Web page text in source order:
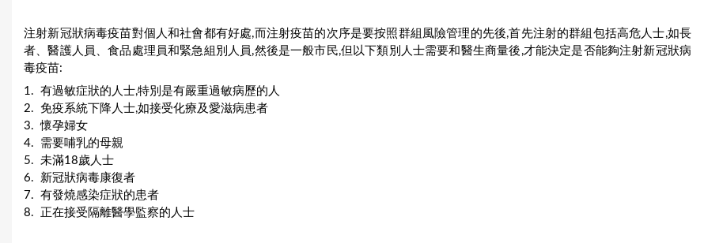
注射新冠狀病毒疫苗對個人和社會都有好處,而注射疫苗的次序是要按照群組風險管理的先後,首先注射的群組包括高危人士,如長
者、醫護人員、食品處理員和緊急組別人員,然後是一般市民,但以下類別人士需要和醫生商量後,才能決定是否能夠注射新冠狀病
毒疫苗:
1. 有過敏症狀的人士,特別是有嚴重過敏病歷的人
2. 免疫系統下降人士,如接受化療及愛滋病患者
3. 懷孕婦女
4. 需要哺乳的母親
5. 未滿18歲人士
6. 新冠狀病毒康復者
7. 有發燒感染症狀的患者
8. 正在接受隔離醫學監察的人士